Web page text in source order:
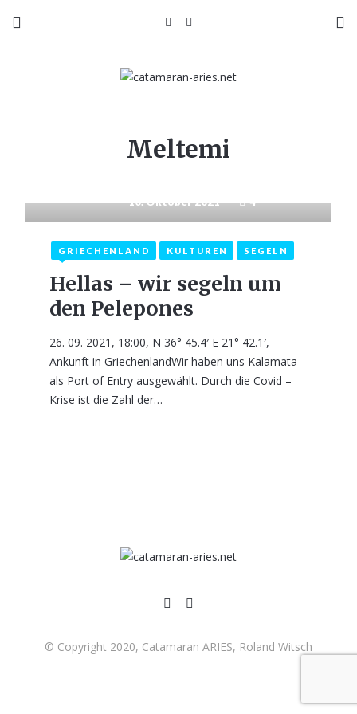
Meltemi
10. Oktober 2021 4
GRIECHENLAND KULTUREN SEGELN
Hellas – wir segeln um
den Pelepones
26. 09. 2021, 18:00, N 36° 45.4′ E 21° 42.1′,
Ankunft in GriechenlandWir haben uns Kalamata
als Port of Entry ausgewählt. Durch die Covid –
Krise ist die Zahl der…
© Copyright 2020, Catamaran ARIES, Roland Witsch